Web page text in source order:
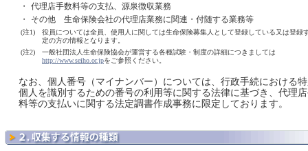
・
代理店手数料等の支払、源泉徴収業務
・
その他 生命保険会社の代理店業務に関連・付随する業務等
(注1)
役員については全員、使用人に関しては生命保険募集人として登録している又は登録
定の方の情報となります。
(注2)
一般社団法人生命保険協会が運営する各種試験・制度の詳細につきましては
http://www.seiho.or.jpをご参照ください。
なお、個人番号（マイナンバー）については、行政手続における
個人を識別するための番号の利用等に関する法律に基づき、代理
料等の支払いに関する法定調書作成事務に限定しております。